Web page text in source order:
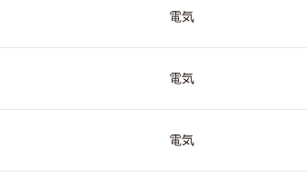
電気
電気
電気